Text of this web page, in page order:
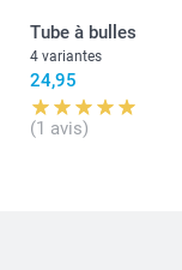
Tube à bulles
4 variantes
24,95
(1 avis)